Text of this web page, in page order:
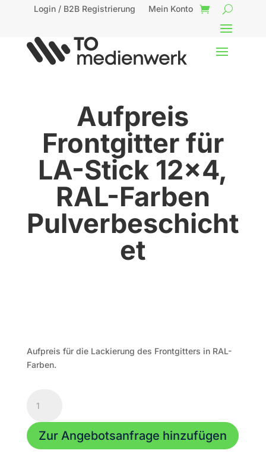
Login / B2B Registrierung Mein Konto
Aufpreis
Frontgitter für
LA-Stick 12×4,
RAL-Farben
Pulverbeschicht
et
Aufpreis für die Lackierung des Frontgitters in RAL-
Farben.
Frontgitter
für
LA-
Stick
Zur Angebotsanfrage hinzufügen